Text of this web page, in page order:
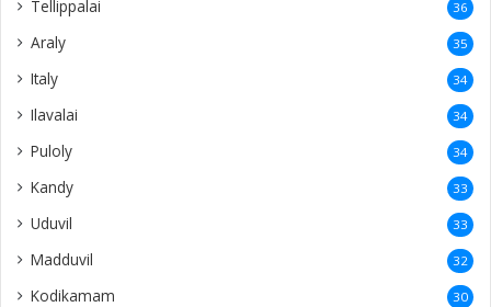
Tellippalai 36
Araly 35
Italy 34
Ilavalai 34
Puloly 34
Kandy 33
Uduvil 33
Madduvil 32
Kodikamam 30